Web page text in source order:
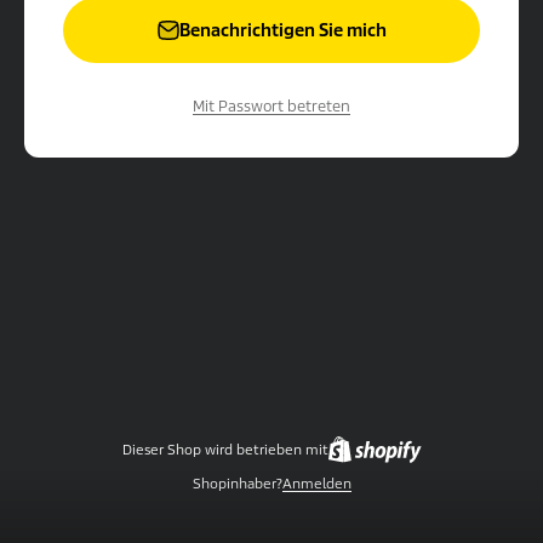
Benachrichtigen Sie mich
Mit Passwort betreten
Dieser Shop wird betrieben mit
Shopinhaber?Anmelden